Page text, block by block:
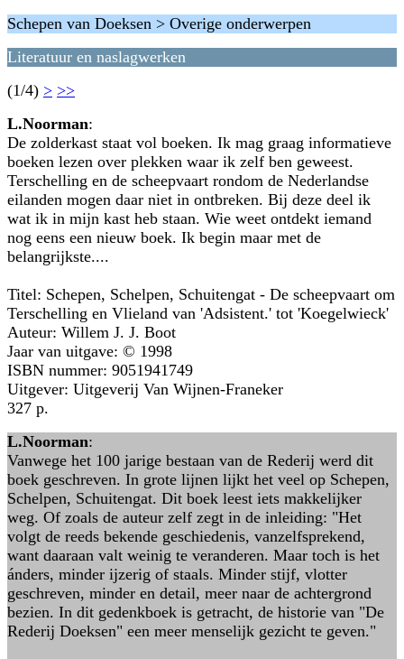
Schepen van Doeksen > Overige onderwerpen
Literatuur en naslagwerken
(1/4) > >>
L.Noorman:
De zolderkast staat vol boeken. Ik mag graag informatieve
boeken lezen over plekken waar ik zelf ben geweest.
Terschelling en de scheepvaart rondom de Nederlandse
eilanden mogen daar niet in ontbreken. Bij deze deel ik
wat ik in mijn kast heb staan. Wie weet ontdekt iemand
nog eens een nieuw boek. Ik begin maar met de
belangrijkste....
Titel: Schepen, Schelpen, Schuitengat - De scheepvaart om
Terschelling en Vlieland van 'Adsistent.' tot 'Koegelwieck'
Auteur: Willem J. J. Boot
Jaar van uitgave: © 1998
ISBN nummer: 9051941749
Uitgever: Uitgeverij Van Wijnen-Franeker
327 p.
L.Noorman:
Vanwege het 100 jarige bestaan van de Rederij werd dit
boek geschreven. In grote lijnen lijkt het veel op Schepen,
Schelpen, Schuitengat. Dit boek leest iets makkelijker
weg. Of zoals de auteur zelf zegt in de inleiding: "Het
volgt de reeds bekende geschiedenis, vanzelfsprekend,
want daaraan valt weinig te veranderen. Maar toch is het
ánders, minder ijzerig of staals. Minder stijf, vlotter
geschreven, minder en detail, meer naar de achtergrond
bezien. In dit gedenkboek is getracht, de historie van "De
Rederij Doeksen" een meer menselijk gezicht te geven."